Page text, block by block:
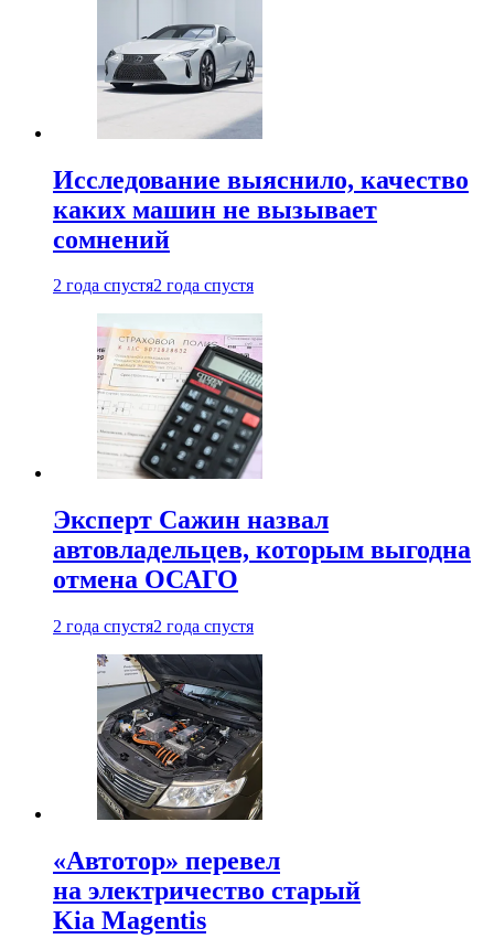
Исследование выяснило, качество
каких машин не вызывает
сомнений
2 года спустя2 года спустя
Эксперт Сажин назвал
автовладельцев, которым выгодна
отмена ОСАГО
2 года спустя2 года спустя
«Автотор» перевел
на электричество старый
Kia Magentis